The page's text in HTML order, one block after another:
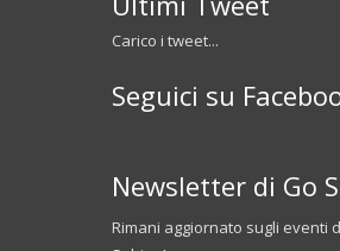
Carico i tweet...
Seguici su
Newsletter di Go
Rimani aggiornato sugli eventi